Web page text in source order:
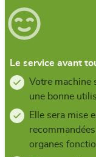
Le service avant
Votre machine
une bonne
Elle sera mise
organes